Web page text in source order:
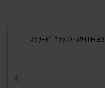
ﾐﾗﾘｰﾄﾞ ｴｸｾﾚﾝﾄﾎﾜｲﾄHB3